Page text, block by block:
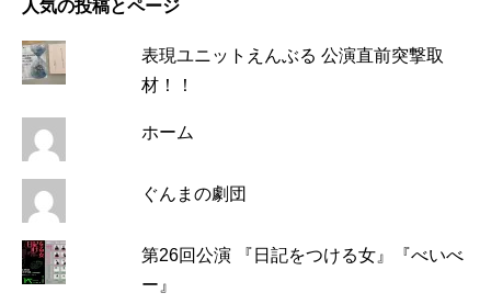
人気の投稿とページ
表現ユニットえんぶる 公演直前突撃取
材！！
ホーム
ぐんまの劇団
第26回公演 『日記をつける女』『べいべ
ー』